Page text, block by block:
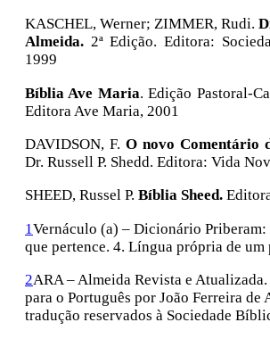
KASCHEL, Werner; ZIMMER, Rudi.
Almeida. 2ª Edição. Editora:
1999
Bíblia Ave Maria. Edição Pastoral-
Editora Ave Maria, 2001
DAVIDSON, F. O novo Comentário
Dr. Russell P. Shedd. Editora: Vida
SHEED, Russel P. Bíblia Sheed.
1Vernáculo (a) – Dicionário Priberam:
que pertence. 4. Língua própria de um
2ARA – Almeida Revista e
para o Português por João Ferreira de
tradução reservados à Sociedade